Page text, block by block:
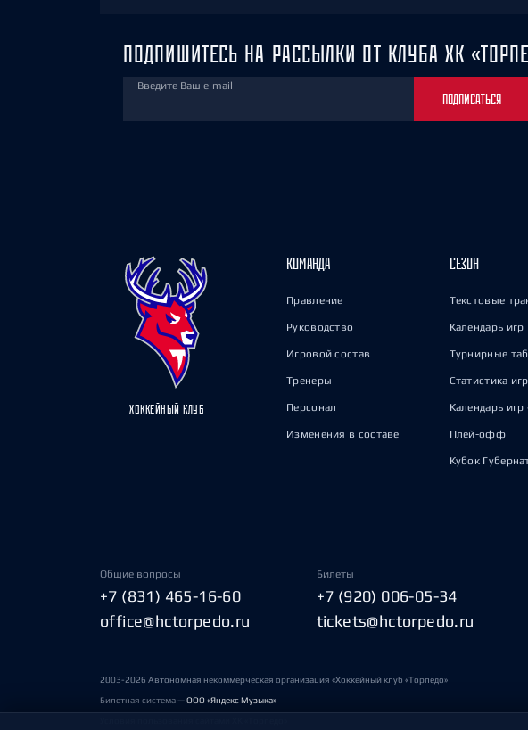
ПОДПИШИТЕСЬ НА РАССЫЛКИ ОТ КЛУБА ХК
Введите Ваш e-mail
ПОДПИСАТЬСЯ
ХОККЕЙНЫЙ КЛУБ
КОМАНДА
Правление
Руководство
Игровой состав
Тренеры
Персонал
Изменения в составе
СЕЗОН
Текстовые
Календарь игр
Турнирные
Статистика
Календарь игр
Плей-офф
Кубок
Общие вопросы
+7 (831) 465-16-60
office@hctorpedo.ru
Билеты
+7 (920) 006-05-34
tickets@hctorpedo.ru
2003-2026 Автономная некоммерческая организация «Хоккейный клуб «Торпедо»
Билетная система —ООО «Яндекс Музыка»